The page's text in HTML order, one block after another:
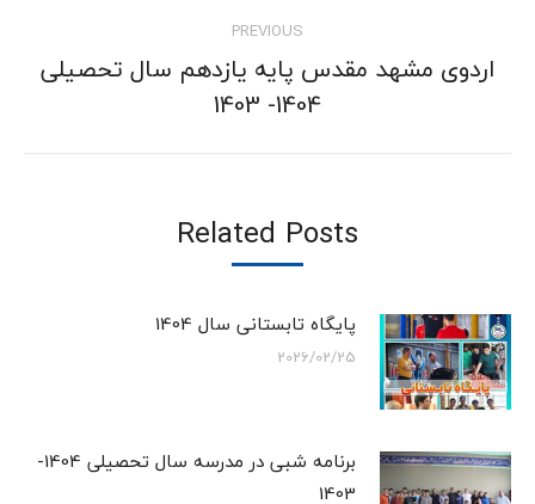
PREVIOUS
Previous
post:
اردوی مشهد مقدس پایه یازدهم سال تحصیلی
1404- 1403
Related Posts
پایگاه تابستانی سال 1404
2026/02/25
برنامه شبی در مدرسه سال تحصیلی 1404-
1403